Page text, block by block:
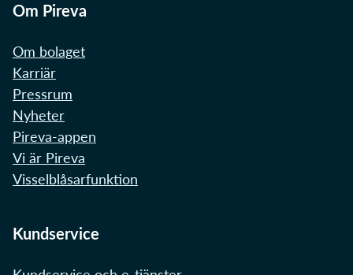
Om Pireva
Om bolaget
Karriär
Pressrum
Nyheter
Pireva-appen
Vi är Pireva
Visselblåsarfunktion
Kundservice